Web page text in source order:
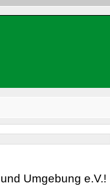
Umgebung e.V.!